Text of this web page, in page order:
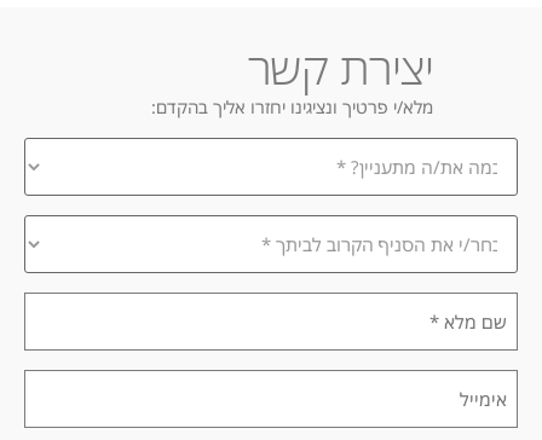
יצירת קשר
מלא/י פרטיך ונציגינו יחזרו אליך בהקדם:
במה
אתה
בחר/י
את
הקרוב
לביתך
*
שם
מלא
אימייל